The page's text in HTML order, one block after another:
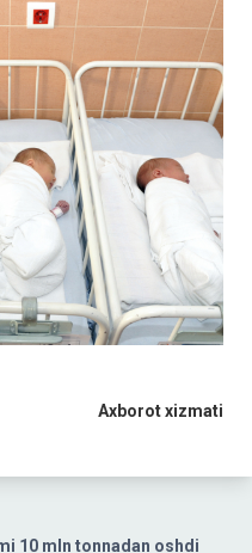
10 mln tonnadan oshdi
Axborot xizmati